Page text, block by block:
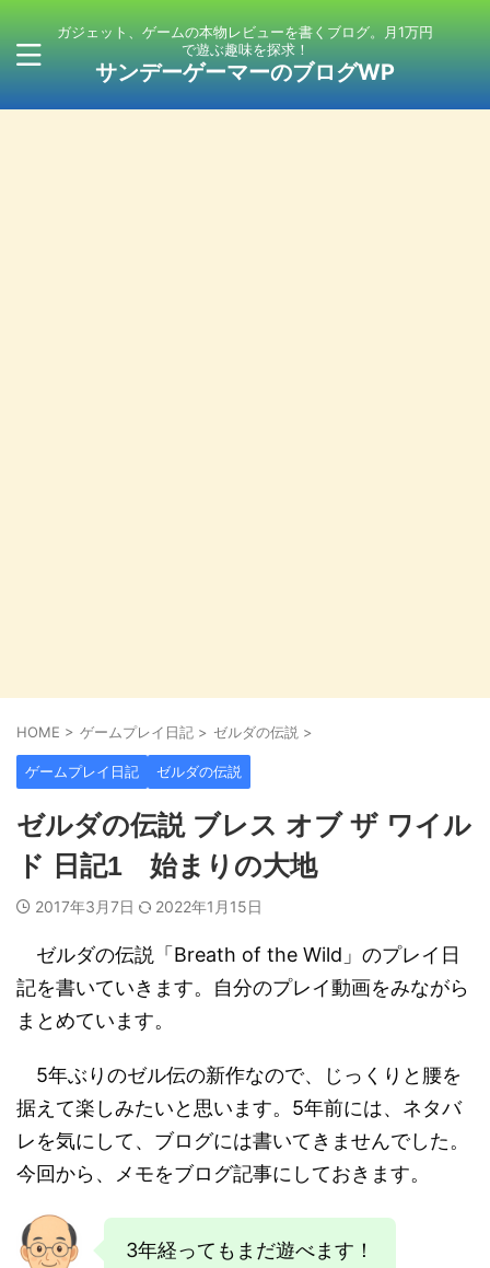
ガジェット、ゲームの本物レビューを書くブログ。月1万円
で遊ぶ趣味を探求！
サンデーゲーマーのブログWP
HOME > ゲームプレイ日記 > ゼルダの伝説 >
ゲームプレイ日記 ゼルダの伝説
ゼルダの伝説 ブレス オブ ザ ワイル
ド 日記1 始まりの大地
2017年3月7日 2022年1月15日
ゼルダの伝説「Breath of the Wild」のプレイ日
記を書いていきます。自分のプレイ動画をみながら
まとめています。
5年ぶりのゼル伝の新作なので、じっくりと腰を
据えて楽しみたいと思います。5年前には、ネタバ
レを気にして、ブログには書いてきませんでした。
今回から、メモをブログ記事にしておきます。
3年経ってもまだ遊べます！